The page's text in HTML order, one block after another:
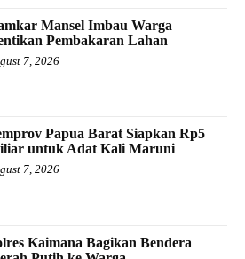
Mansel Imbau Warga
Pembakaran Lahan
7, 2026
Papua Barat Siapkan Rp5
untuk Adat Kali Maruni
7, 2026
Kaimana Bagikan Bendera